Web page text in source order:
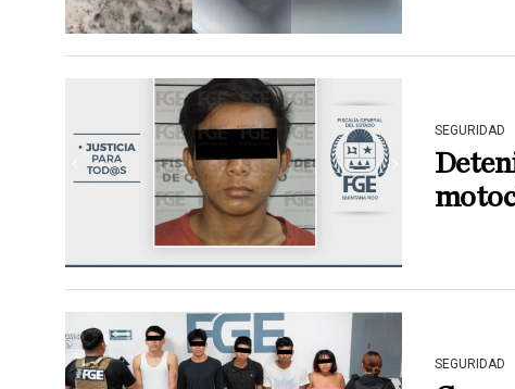
SEGURIDAD
SEGURIDAD